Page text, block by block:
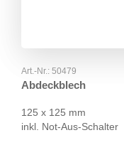
Art.-Nr.: 50479
Abdeckblech
125 x 125 mm
inkl. Not-Aus-Schalter